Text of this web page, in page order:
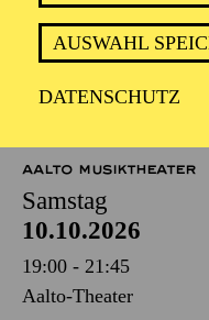
AUSWAHL
DATENSCHUTZ
AALTO MUSIKTHEATER
Samstag
10.10.2026
19:00 - 21:45
Aalto-Theater